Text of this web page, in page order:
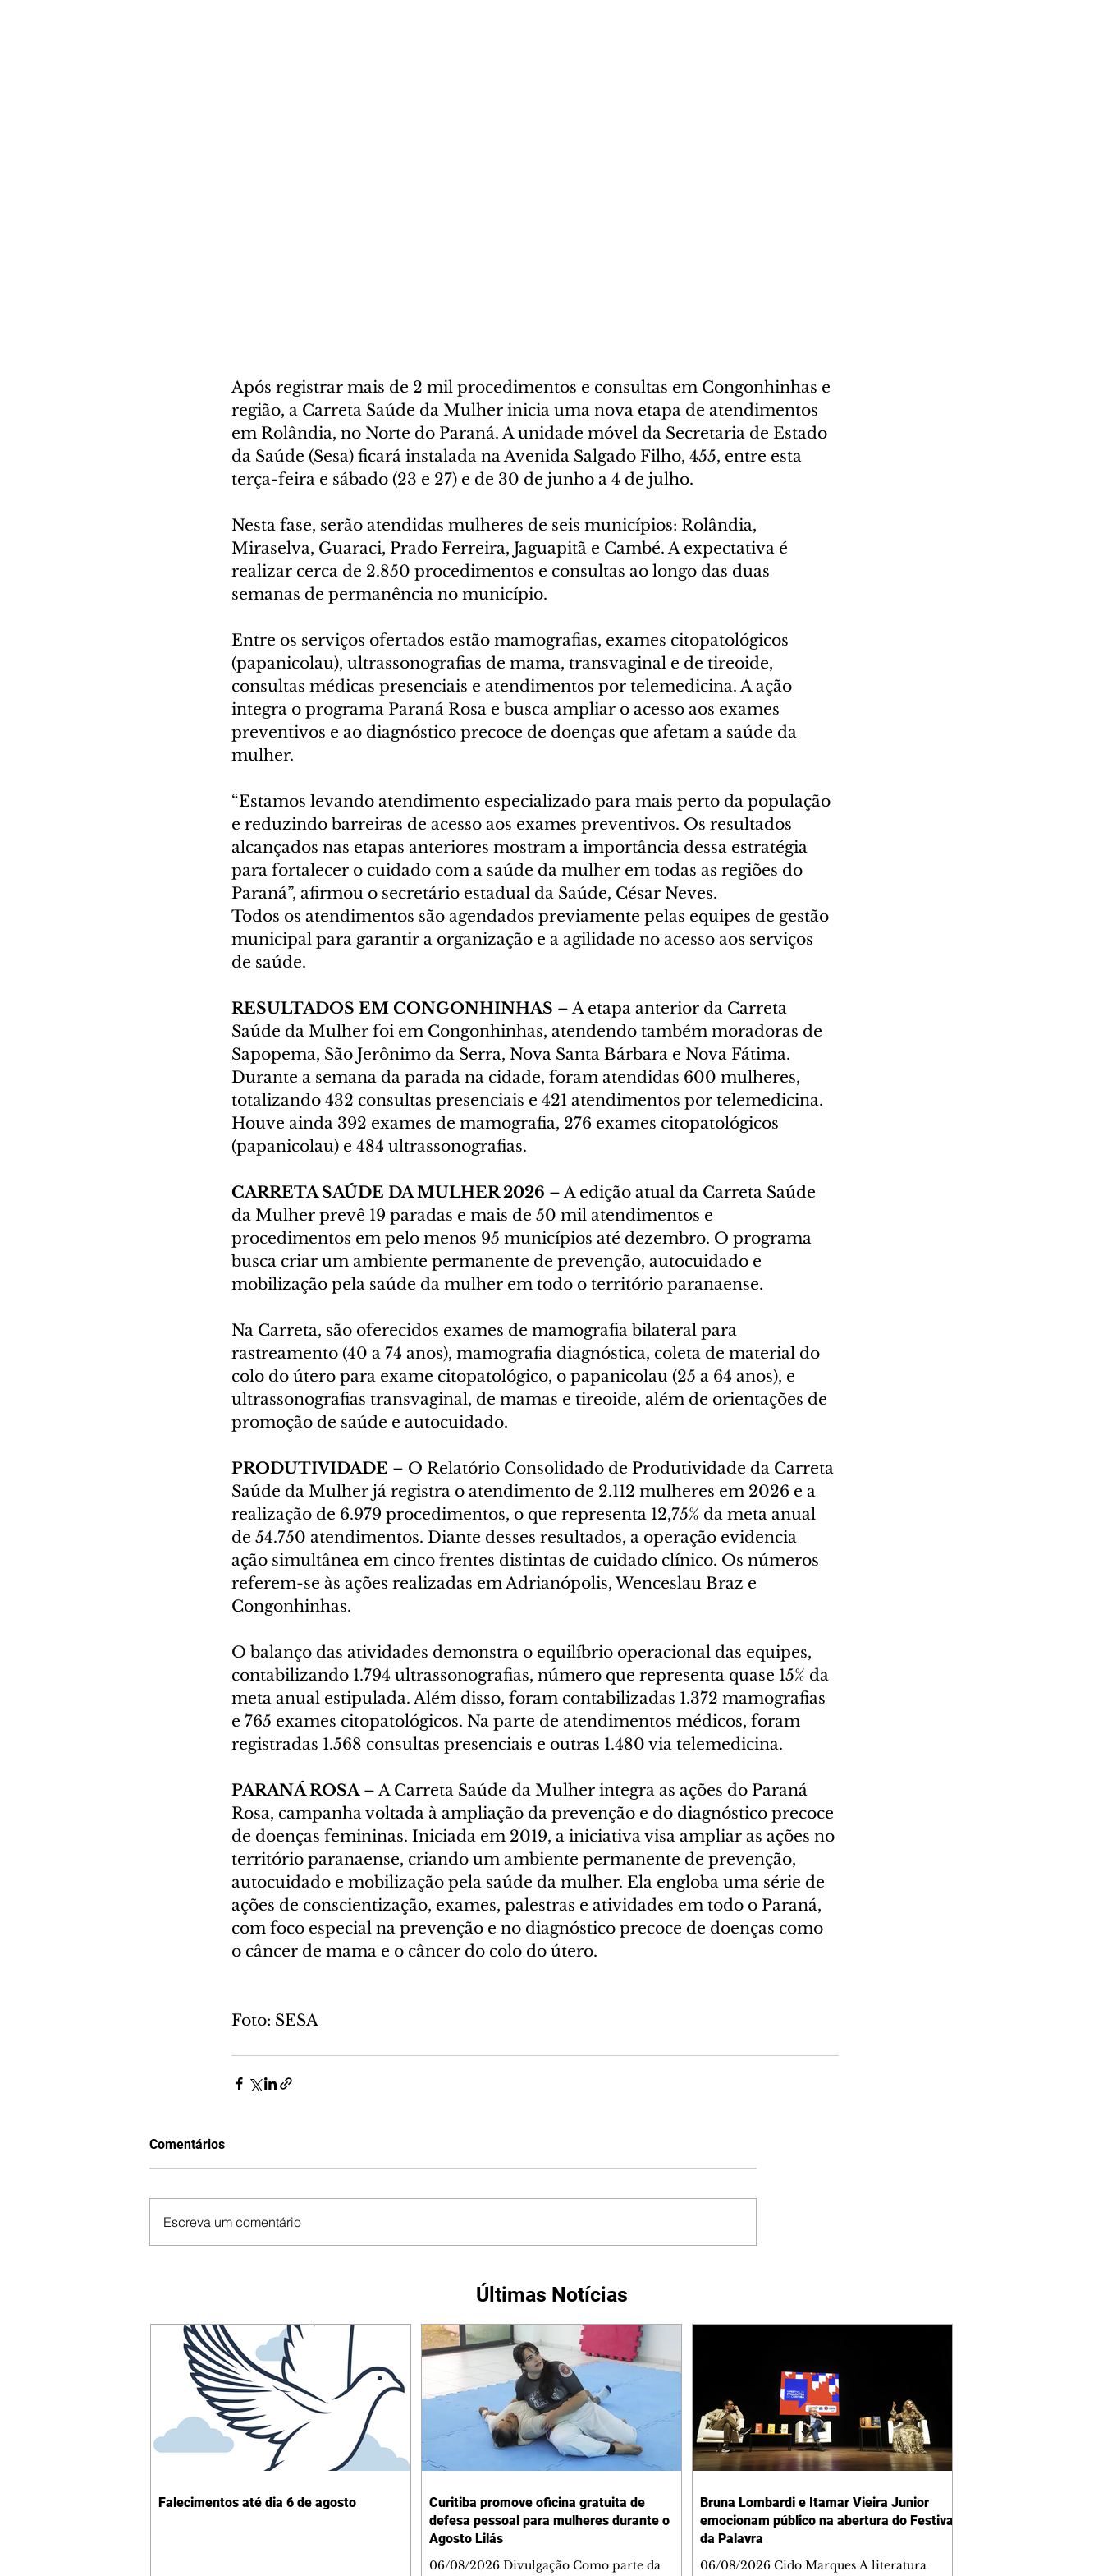
Após registrar mais de 2 mil procedimentos e consultas em Congonhinhas e
região, a Carreta Saúde da Mulher inicia uma nova etapa de atendimentos
em Rolândia, no Norte do Paraná. A unidade móvel da Secretaria de Estado
da Saúde (Sesa) ficará instalada na Avenida Salgado Filho, 455, entre esta
terça-feira e sábado (23 e 27) e de 30 de junho a 4 de julho.
Nesta fase, serão atendidas mulheres de seis municípios: Rolândia,
Miraselva, Guaraci, Prado Ferreira, Jaguapitã e Cambé. A expectativa é
realizar cerca de 2.850 procedimentos e consultas ao longo das duas
semanas de permanência no município.
Entre os serviços ofertados estão mamografias, exames citopatológicos
(papanicolau), ultrassonografias de mama, transvaginal e de tireoide,
consultas médicas presenciais e atendimentos por telemedicina. A ação
integra o programa Paraná Rosa e busca ampliar o acesso aos exames
preventivos e ao diagnóstico precoce de doenças que afetam a saúde da
mulher.
“Estamos levando atendimento especializado para mais perto da população
e reduzindo barreiras de acesso aos exames preventivos. Os resultados
alcançados nas etapas anteriores mostram a importância dessa estratégia
para fortalecer o cuidado com a saúde da mulher em todas as regiões do
Paraná”, afirmou o secretário estadual da Saúde, César Neves.
Todos os atendimentos são agendados previamente pelas equipes de gestão
municipal para garantir a organização e a agilidade no acesso aos serviços
de saúde.
RESULTADOS EM CONGONHINHAS – A etapa anterior da Carreta
Saúde da Mulher foi em Congonhinhas, atendendo também moradoras de
Sapopema, São Jerônimo da Serra, Nova Santa Bárbara e Nova Fátima.
Durante a semana da parada na cidade, foram atendidas 600 mulheres,
totalizando 432 consultas presenciais e 421 atendimentos por telemedicina.
Houve ainda 392 exames de mamografia, 276 exames citopatológicos
(papanicolau) e 484 ultrassonografias.
CARRETA SAÚDE DA MULHER 2026 – A edição atual da Carreta Saúde
da Mulher prevê 19 paradas e mais de 50 mil atendimentos e
procedimentos em pelo menos 95 municípios até dezembro. O programa
busca criar um ambiente permanente de prevenção, autocuidado e
mobilização pela saúde da mulher em todo o território paranaense.
Na Carreta, são oferecidos exames de mamografia bilateral para
rastreamento (40 a 74 anos), mamografia diagnóstica, coleta de material do
colo do útero para exame citopatológico, o papanicolau (25 a 64 anos), e
ultrassonografias transvaginal, de mamas e tireoide, além de orientações de
promoção de saúde e autocuidado.
PRODUTIVIDADE – O Relatório Consolidado de Produtividade da Carreta
Saúde da Mulher já registra o atendimento de 2.112 mulheres em 2026 e a
realização de 6.979 procedimentos, o que representa 12,75% da meta anual
de 54.750 atendimentos. Diante desses resultados, a operação evidencia
ação simultânea em cinco frentes distintas de cuidado clínico. Os números
referem-se às ações realizadas em Adrianópolis, Wenceslau Braz e
Congonhinhas.
O balanço das atividades demonstra o equilíbrio operacional das equipes,
contabilizando 1.794 ultrassonografias, número que representa quase 15% da
meta anual estipulada. Além disso, foram contabilizadas 1.372 mamografias
e 765 exames citopatológicos. Na parte de atendimentos médicos, foram
registradas 1.568 consultas presenciais e outras 1.480 via telemedicina.
PARANÁ ROSA – A Carreta Saúde da Mulher integra as ações do Paraná
Rosa, campanha voltada à ampliação da prevenção e do diagnóstico precoce
de doenças femininas. Iniciada em 2019, a iniciativa visa ampliar as ações no
território paranaense, criando um ambiente permanente de prevenção,
autocuidado e mobilização pela saúde da mulher. Ela engloba uma série de
ações de conscientização, exames, palestras e atividades em todo o Paraná,
com foco especial na prevenção e no diagnóstico precoce de doenças como
o câncer de mama e o câncer do colo do útero.
Foto: SESA
Comentários
Escreva um comentário
Últimas Notícias
Falecimentos até dia 6 de agosto
Curitiba promove oficina gratuita de
defesa pessoal para mulheres durante o
Agosto Lilás
06/08/2026 Divulgação Como parte da
Bruna Lombardi e Itamar Vieira Junior
emocionam público na abertura do Festival
da Palavra
06/08/2026 Cido Marques A literatura